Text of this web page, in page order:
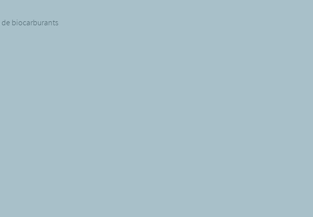
de biocarburants